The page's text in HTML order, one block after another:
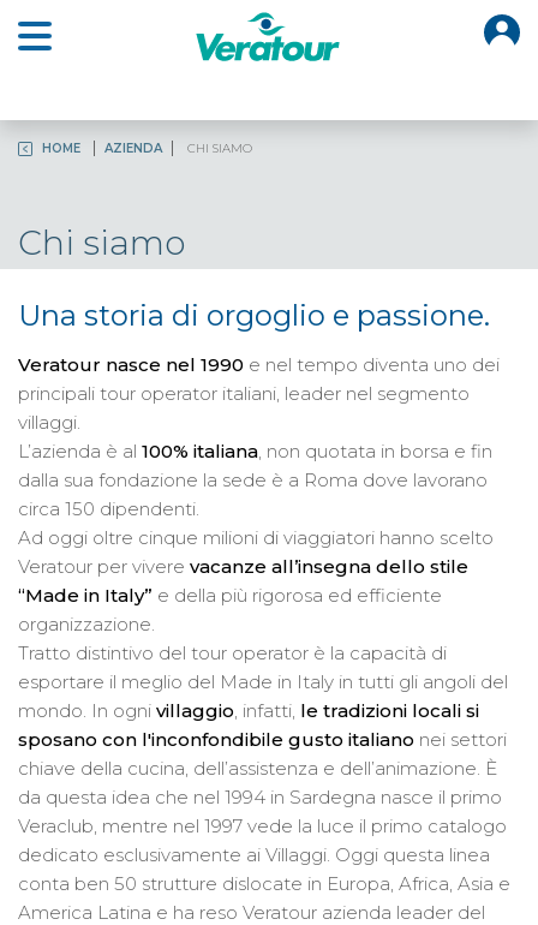
HOME AZIENDA CHI SIAMO
Chi siamo
Una storia di orgoglio e passione.
Veratour nasce nel 1990 e nel tempo diventa uno dei
principali tour operator italiani, leader nel segmento
villaggi.
L’azienda è al 100% italiana, non quotata in borsa e fin
dalla sua fondazione la sede è a Roma dove lavorano
circa 150 dipendenti.
Ad oggi oltre cinque milioni di viaggiatori hanno scelto
Veratour per vivere vacanze all’insegna dello stile
“Made in Italy” e della più rigorosa ed efficiente
organizzazione.
Tratto distintivo del tour operator è la capacità di
esportare il meglio del Made in Italy in tutti gli angoli del
mondo. In ogni villaggio, infatti, le tradizioni locali si
sposano con l'inconfondibile gusto italiano nei settori
chiave della cucina, dell’assistenza e dell’animazione. È
da questa idea che nel 1994 in Sardegna nasce il primo
Veraclub, mentre nel 1997 vede la luce il primo catalogo
dedicato esclusivamente ai Villaggi. Oggi questa linea
conta ben 50 strutture dislocate in Europa, Africa, Asia e
America Latina e ha reso Veratour azienda leader del